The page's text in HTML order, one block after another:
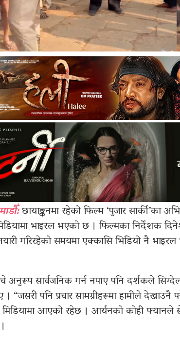
छायाङ्कनमा रहेको फिल्म ‘पुजार सार्की’का
भाइरल भएको छ । फिल्मका
गरिरहेको समयमा एक्कासि भिडियो नै
सार्वजनिक गर्न नपाए पनि दर्शकले
पनि प्रचार सामग्रीहरूमा हामीले देखाउनै
आएको रहेछ । आर्यनको कोही